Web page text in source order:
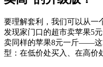
要理解套利，我们可以从一
发现家门口的超市卖苹果5
卖同样的苹果8元一斤——这
型：在低价处买入、在高价